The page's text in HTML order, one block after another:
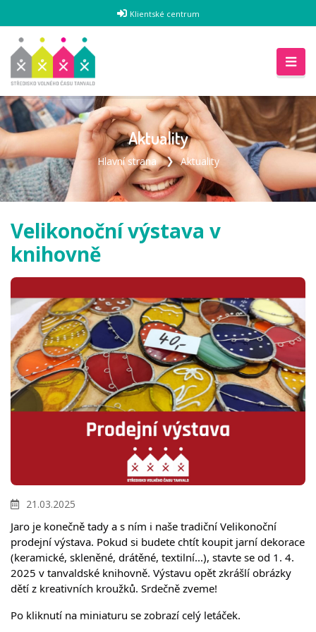
Klientské centrum
Aktuality
Hlavní strana Aktuality
Velikonoční výstava v
knihovně
21.03.2025
Jaro je konečně tady a s ním i naše tradiční Velikonoční
prodejní výstava. Pokud si budete chtít koupit jarní dekorace
(keramické, skleněné, drátěné, textilní...), stavte se od 1. 4.
2025 v tanvaldské knihovně. Výstavu opět zkrášlí obrázky
dětí z kreativních kroužků. Srdečně zveme!
Po kliknutí na miniaturu se zobrazí celý letáček.